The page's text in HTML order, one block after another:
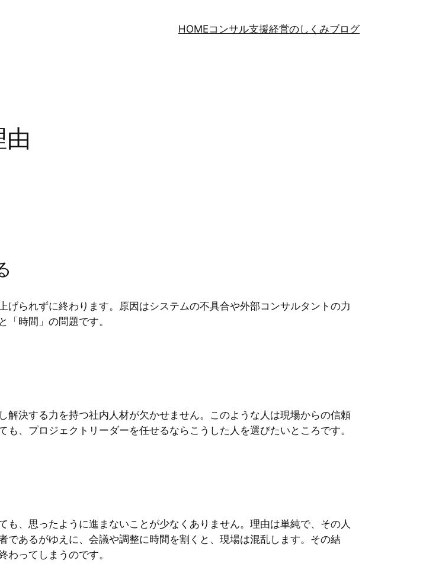
HOMEコンサル支援経営のしくみブログ
られずに終わります。原因はシステムの不具合や外部コンサルタントの力
時間」の問題です。
決する力を持つ社内人材が欠かせません。このような人は現場からの信頼
、プロジェクトリーダーを任せるならこうした人を選びたいところです。
、思ったように進まないことが少なくありません。理由は単純で、その人
あるがゆえに、会議や調整に時間を割くと、現場は混乱します。その結
ってしまうのです。